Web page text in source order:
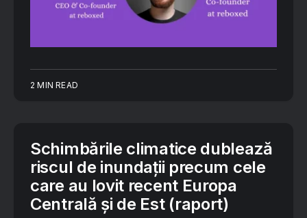
2 MIN READ
Schimbările climatice dublează
riscul de inundaţii precum cele
care au lovit recent Europa
Centrală şi de Est (raport)